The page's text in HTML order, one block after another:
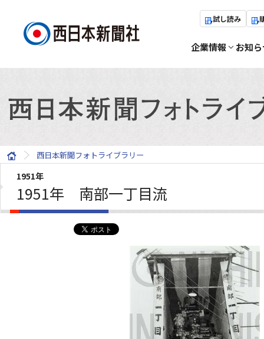
試し読み
企業情報 お知
西日本新聞フォトライブラリー
1951年
1951年 南部一丁目流